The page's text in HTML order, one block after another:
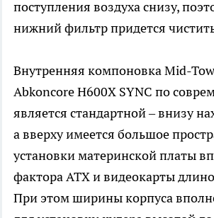
поступления воздуха снизу,
нижний фильтр придется
Внутренняя компоновка Mid-
Abkoncore H600X SYNC по
является стандартной – внизу
а вверху имеется большое
установки материнской платы
фактора ATX и видеокарты
При этом ширины корпуса